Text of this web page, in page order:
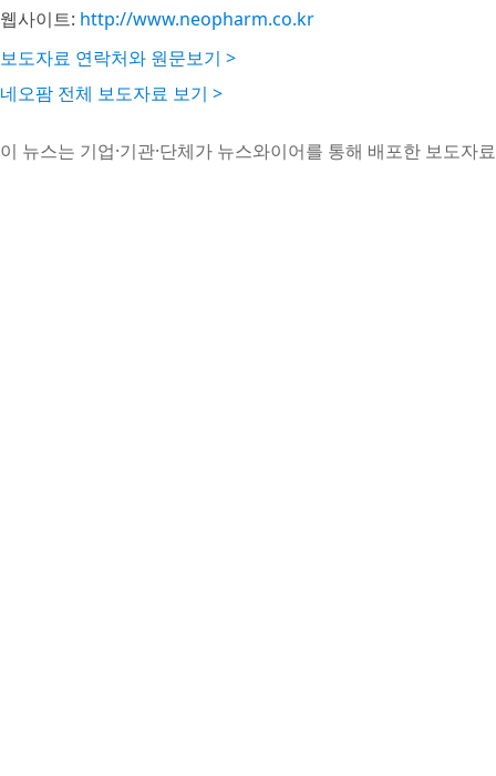
웹사이트: http://www.neopharm.co.kr
보도자료 연락처와 원문보기 >
네오팜 전체 보도자료 보기 >
이 뉴스는 기업·기관·단체가 뉴스와이어를 통해 배포한 보도자